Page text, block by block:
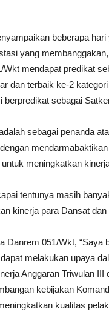
beberapa
yang
mendapat predikat
dan terbaik ke-2
berpredikat sebagai
sebagai penanda
meningkatkan
tentunya masih
kinerja para Dansat
Danrem 051/Wkt,
melakukan upaya
Anggaran Triwulan
kebijakan
kualitas